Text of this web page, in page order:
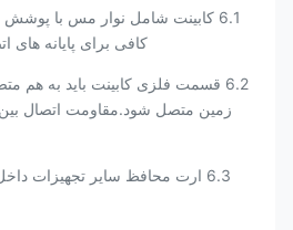
6.1 کابینت شامل نوار مس با
کافی برای پایانه
6.2 قسمت فلزی کابینت باید به هم
6.3 ارت محافظ سایر تجهیزات